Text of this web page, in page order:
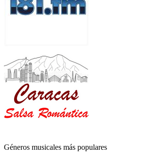
Géneros musicales más populares